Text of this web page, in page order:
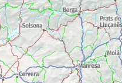
jusqu'à la route (LV-
en direction de Sant
2 kilomètres, nous
l'office de tourisme,
fin de l'étape.